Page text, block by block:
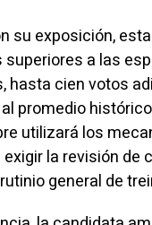
su exposición,
a las
hasta cien votos
promedio
utilizará los
la revisión de
general de